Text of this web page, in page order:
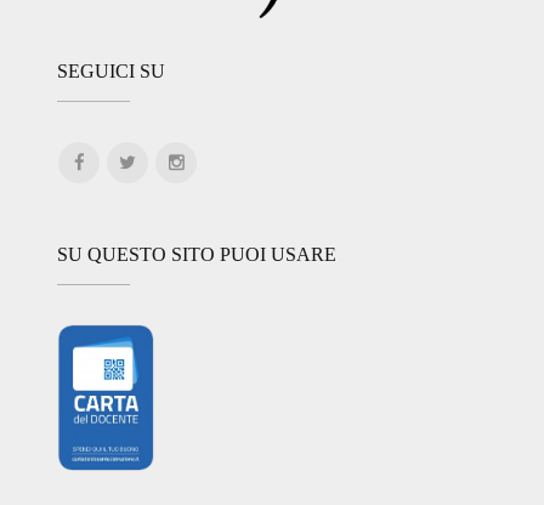
SEGUICI SU
SU QUESTO SITO PUOI USARE